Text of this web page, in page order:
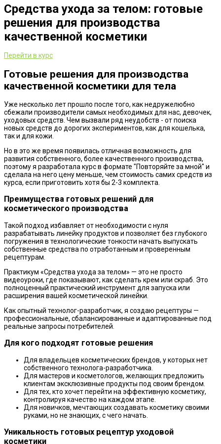
Средства ухода за телом: готовые
решения для производства
качественной косметики
Перейти в курс
Готовые решения для производства
качественной косметики для тела
Уже несколько лет прошло после того, как недружелюбно
сбежали производители самых необходимых для нас, девочек,
уходовых средств. Чем вызвали ряд неудобств - от поиска
новых средств до дорогих экспериментов, как для кошелька,
так и для кожи.
Но в это же время появилась отличная возможность для
развития собственного, более качественного производства,
поэтому я разработала курс в формате "Повторяйте за мной" и
сделала на него цену меньше, чем стоимость самих средств из
курса, если приготовить хотя бы 2-3 комплекта.
Преимущества готовых решений для
косметического производства
Такой подход избавляет от необходимости с нуля
разрабатывать линейку продуктов и позволяет без глубокого
погружения в технологические тонкости начать выпускать
собственные средства по отработанным и проверенным
рецептурам.
Практикум «Средства ухода за телом» — это не просто
видеоуроки, где показывают, как сделать крем или скраб. Это
полноценный практический инструмент для запуска или
расширения вашей косметической линейки.
Как опытный технолог-разработчик, я создаю рецептуры —
профессиональные, сбалансированные и адаптированные под
реальные запросы потребителей.
Для кого подходят готовые решения
Для владельцев косметических брендов, у которых нет
собственного технолога-разработчика.
Для мастеров и косметологов, желающих предложить
клиентам эксклюзивные продукты под своим брендом.
Для тех, кто хочет перейти на эффективную косметику,
контролируя качество на каждом этапе.
Для новичков, мечтающих создавать косметику своими
руками, но не знающих, с чего начать.
Уникальность готовых рецептур уходовой
косметики